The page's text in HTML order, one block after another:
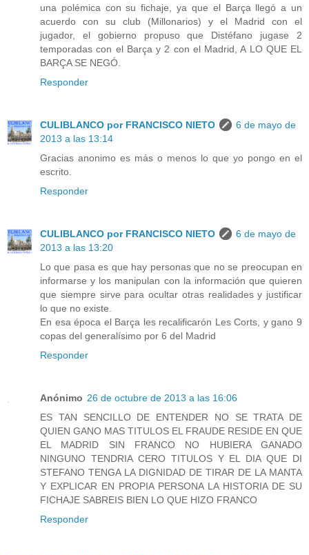
una polémica con su fichaje, ya que el Barça llegó a un
acuerdo con su club (Millonarios) y el Madrid con el
jugador, el gobierno propuso que Distéfano jugase 2
temporadas con el Barça y 2 con el Madrid, A LO QUE EL
BARÇA SE NEGÓ.
Responder
CULIBLANCO por FRANCISCO NIETO
6 de mayo de
2013 a las 13:14
Gracias anonimo es más o menos lo que yo pongo en el
escrito.
Responder
CULIBLANCO por FRANCISCO NIETO
6 de mayo de
2013 a las 13:20
Lo que pasa es que hay personas que no se preocupan en
informarse y los manipulan con la información que quieren
que siempre sirve para ocultar otras realidades y justificar
lo que no existe.
En esa época el Barça les recalificarón Les Corts, y gano 9
copas del generalísimo por 6 del Madrid
Responder
Anónimo 26 de octubre de 2013 a las 16:06
ES TAN SENCILLO DE ENTENDER NO SE TRATA DE
QUIEN GANO MAS TITULOS EL FRAUDE RESIDE EN QUE
EL MADRID SIN FRANCO NO HUBIERA GANADO
NINGUNO TENDRIA CERO TITULOS Y EL DIA QUE DI
STEFANO TENGA LA DIGNIDAD DE TIRAR DE LA MANTA
Y EXPLICAR EN PROPIA PERSONA LA HISTORIA DE SU
FICHAJE SABREIS BIEN LO QUE HIZO FRANCO
Responder